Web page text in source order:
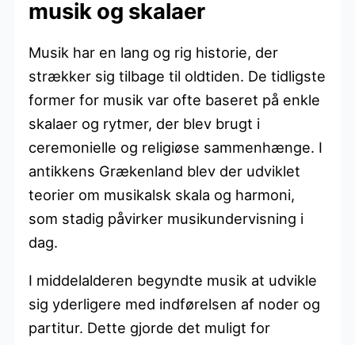
musik og skalaer
Musik har en lang og rig historie, der
strækker sig tilbage til oldtiden. De tidligste
former for musik var ofte baseret på enkle
skalaer og rytmer, der blev brugt i
ceremonielle og religiøse sammenhænge. I
antikkens Grækenland blev der udviklet
teorier om musikalsk skala og harmoni,
som stadig påvirker musikundervisning i
dag.
I middelalderen begyndte musik at udvikle
sig yderligere med indførelsen af noder og
partitur. Dette gjorde det muligt for